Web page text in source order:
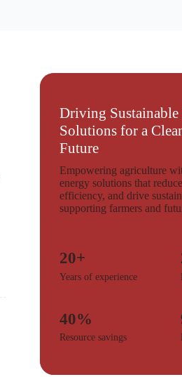
Driving Sustainable
Solutions for a
Future
Empowering agriculture
energy solutions that
efficiency, and drive
supporting farmers and
20+
Years of experience
40%
Resource savings